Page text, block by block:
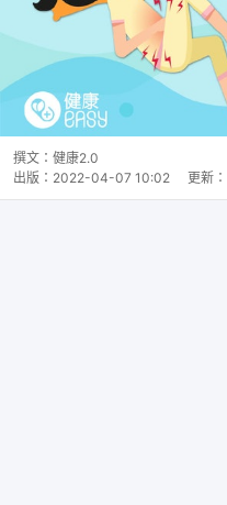
撰文： 健康2.0
出版： 2022-04-07 10:02 更新：